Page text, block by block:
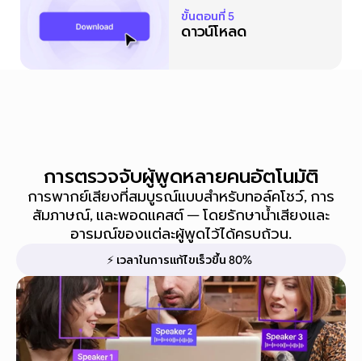
ขั้นตอนที่ 5
ดาวน์โหลด
การตรวจจับผู้พูดหลายคนอัตโนมัติ
การพากย์เสียงที่สมบูรณ์แบบสำหรับทอล์คโชว์, การ
สัมภาษณ์, และพอดแคสต์ — โดยรักษาน้ำเสียงและ
อารมณ์ของแต่ละผู้พูดไว้ได้ครบถ้วน.
⚡ เวลาในการแก้ไขเร็วขึ้น 80%